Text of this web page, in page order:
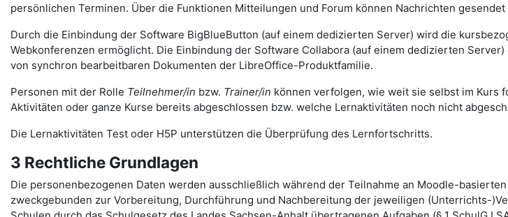
persönlichen Terminen. Über die Funktionen Mitteilungen und Forum können Nachrichten
Durch die Einbindung der Software BigBlueButton (auf einem dedizierten Server) wird die
Webkonferenzen ermöglicht. Die Einbindung der Software Collabora (auf einem dedizierten
von synchron bearbeitbaren Dokumenten der LibreOffice-Produktfamilie.
Personen mit der Rolle Teilnehmer/in bzw. Trainer/in können verfolgen, wie weit sie selbst im Kurs
Aktivitäten oder ganze Kurse bereits abgeschlossen bzw. welche Lernaktivitäten noch nicht
Die Lernaktivitäten Test oder H5P unterstützen die Überprüfung des Lernfortschritts.
3 Rechtliche Grundlagen
Die personenbezogenen Daten werden ausschließlich während der Teilnahme an Moodle-
zweckgebunden zur Vorbereitung, Durchführung und Nachbereitung der jeweiligen (Unterrichts-